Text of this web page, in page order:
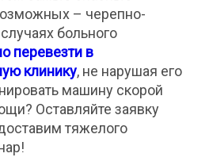
– черепно-
больного
перевезти в
клинику, не нарушая его
машину скорой
Оставляйте заявку
тяжелого